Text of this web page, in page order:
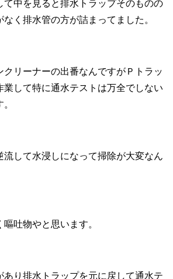
て中を見ると排水トラップそのものの
く排水管の方が詰まってました。
クリーナーの出番なんですがＰトラッ
業して特に通水テストは万全でしない
流して水浸しになって掃除が大変なん
吐物やと思います。
あり排水トラップを元に戻して通水テ